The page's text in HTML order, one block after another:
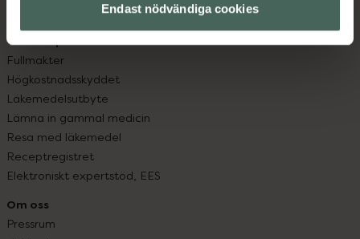
Endast nödvändiga cookies
Om recept och läkemedel
Fullmakter
Högkostnadsskyddet
Läkemedelsutbyte
Lämna in gammal medicin
Resa med läkemedel
Receptregistret
Elektroniskt expertstöd, EES
Om oss
Pressrum